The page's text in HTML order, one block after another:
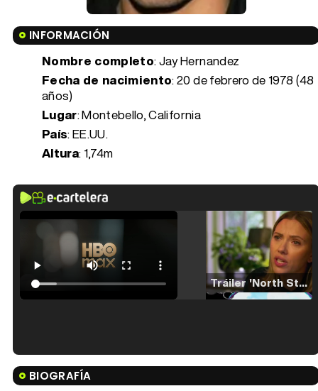
INFORMACIÓN
Nombre completo: Jay Hernandez
Fecha de nacimiento:20 de febrero de 1978 (48
años)
Lugar: Montebello, California
País: EE.UU.
Altura: 1,74m
Tráiler 'North Star' (2023)
Tráiler en español de 'La isla olvidada'
BIOGRAFÍA